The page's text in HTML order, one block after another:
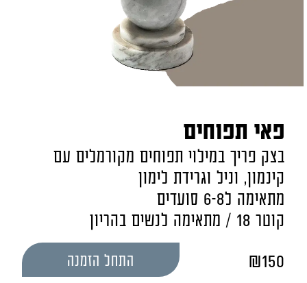
פאי תפוחים
בצק פריך במילוי תפוחים מקורמלים עם
קינמון, וניל וגרידת לימון
מתאימה ל6-8 סועדים
קוטר 18 / מתאימה לנשים בהריון
150
₪ התחל הזמנה